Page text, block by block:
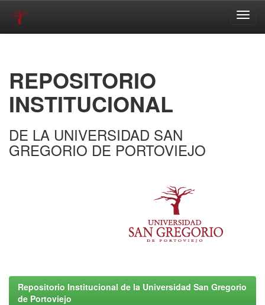
REPOSITORIO
INSTITUCIONAL
DE LA UNIVERSIDAD SAN
GREGORIO DE PORTOVIEJO
Repositorio Institucional de la Universidad San Gregorio
de Portoviejo